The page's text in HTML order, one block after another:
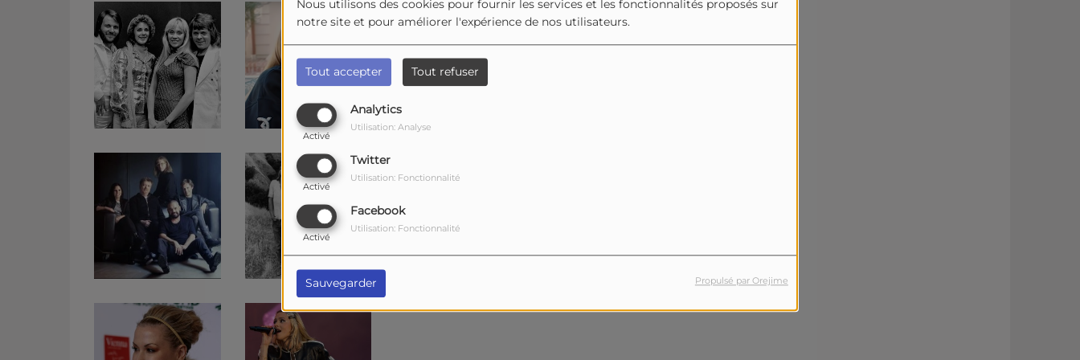
Nous utilisons des cookies pour fournir les services et les fonctionnalités proposés sur
notre site et pour améliorer l'expérience de nos utilisateurs.
Tout accepter Tout refuser
Analytics
Activé
Utilisation: Analyse
Twitter
Activé
Utilisation: Fonctionnalité
Facebook
Activé
Utilisation: Fonctionnalité
Sauvegarder Propulsé par Orejime